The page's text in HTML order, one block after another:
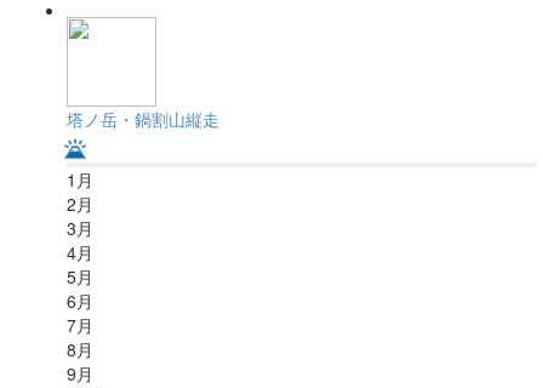
塔ノ岳・鍋割山縦走
1 月
2月
3月
4月
5月
6月
7月
8月
9月